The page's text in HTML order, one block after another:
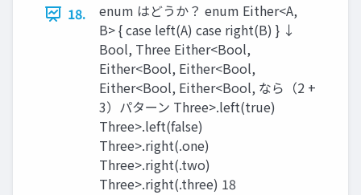
18.
enum はどうか？ enum Either<A,
B> { case left(A) case right(B) } ↓
Bool, Three Either<Bool,
Either<Bool, Either<Bool,
Either<Bool, Either<Bool, なら（2 +
3）パターン Three>.left(true)
Three>.left(false)
Three>.right(.one)
Three>.right(.two)
Three>.right(.three) 18